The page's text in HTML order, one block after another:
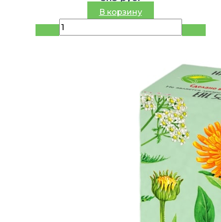
В корзину